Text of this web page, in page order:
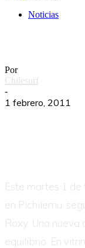
Noticias
Por
Chilesurf
-
1 febrero, 2011
Este martes 1 de
en Pichilemu,
Roxy. Una nueva
equilibrio. En